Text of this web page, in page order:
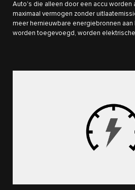
Auto's die alleen door een accu worden
maximaal vermogen zonder
meer hernieuwbare energiebronnen
worden toegevoegd, worden